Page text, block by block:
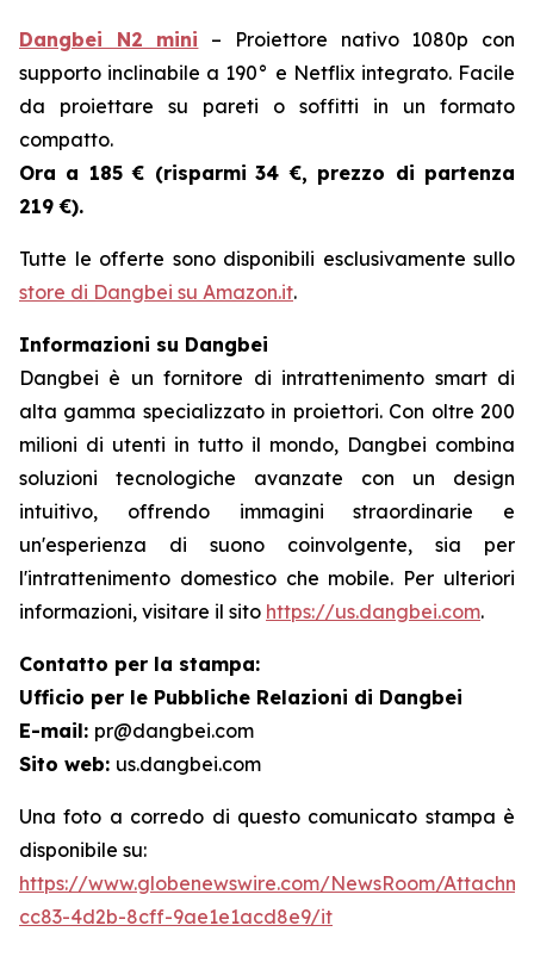
Dangbei N2 mini – Proiettore nativo 1080p con
supporto inclinabile a 190° e Netflix integrato. Facile
da proiettare su pareti o soffitti in un formato
compatto.
Ora a 185 € (risparmi 34 €, prezzo di partenza
219 €).
Tutte le offerte sono disponibili esclusivamente sullo
store di Dangbei su Amazon.it.
Informazioni su Dangbei
Dangbei è un fornitore di intrattenimento smart di
alta gamma specializzato in proiettori. Con oltre 200
milioni di utenti in tutto il mondo, Dangbei combina
soluzioni tecnologiche avanzate con un design
intuitivo, offrendo immagini straordinarie e
un'esperienza di suono coinvolgente, sia per
l'intrattenimento domestico che mobile. Per ulteriori
informazioni, visitare il sito https://us.dangbei.com.
Contatto per la stampa:
Ufficio per le Pubbliche Relazioni di Dangbei
E-mail: pr@dangbei.com
Sito web: us.dangbei.com
Una foto a corredo di questo comunicato stampa è
disponibile su:
https://www.globenewswire.com/NewsRoom/
cc83-4d2b-8cff-9ae1e1acd8e9/it